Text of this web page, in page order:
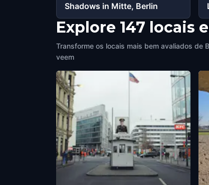
Shadows in Mitte, Berlin
Explore 147 locais
Transforme os locais mais bem avaliados de
veem